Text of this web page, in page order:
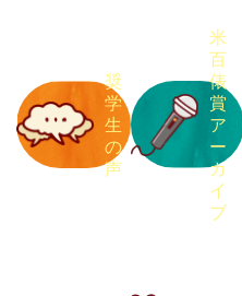
奨
学
生
の
声
米
百
俵
賞
ア
ー
カ
イ
ブ